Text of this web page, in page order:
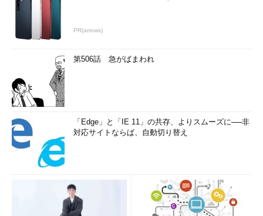
PR(arrows)
第506話 急がばまわれ
「Edge」と「IE 11」の共存、よりスムーズに──非
対応サイトならば、自動切り替え